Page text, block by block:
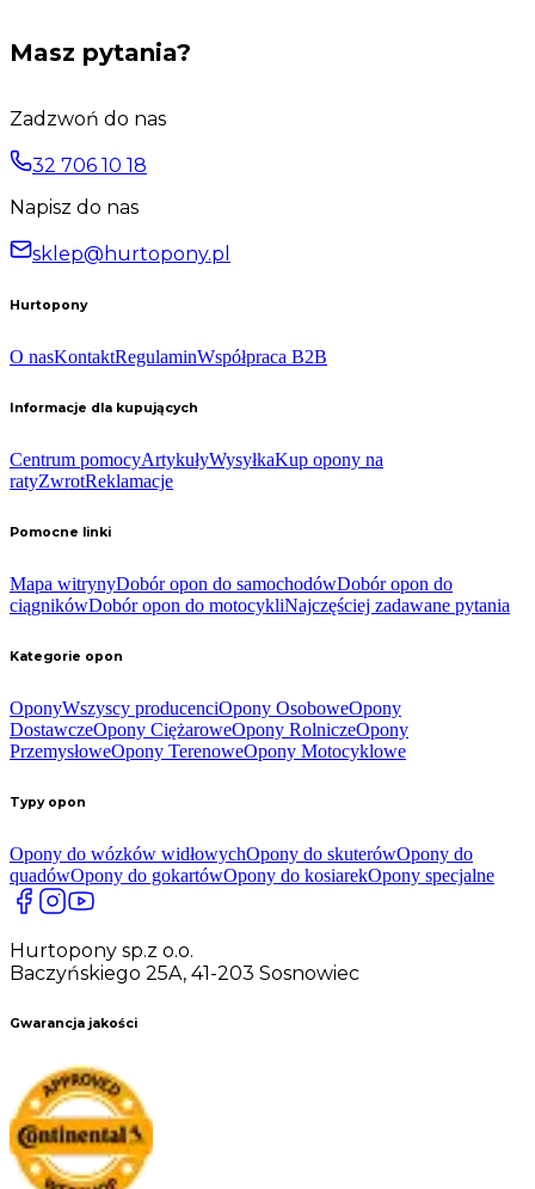
Masz pytania?
Zadzwoń do nas
32 706 10 18
Napisz do nas
sklep@hurtopony.pl
Hurtopony
O nasKontaktRegulaminWspółpraca B2B
Informacje dla kupujących
Centrum pomocyArtykułyWysyłkaKup opony na
ratyZwrotReklamacje
Pomocne linki
Mapa witrynyDobór opon do samochodówDobór opon do
ciągnikówDobór opon do motocykliNajczęściej zadawane pytania
Kategorie opon
OponyWszyscy producenciOpony OsoboweOpony
DostawczeOpony CiężaroweOpony RolniczeOpony
PrzemysłoweOpony TerenoweOpony Motocyklowe
Typy opon
Opony do wózków widłowychOpony do skuterówOpony do
quadówOpony do gokartówOpony do kosiarekOpony specjalne
Hurtopony sp.z o.o.
Baczyńskiego 25A, 41-203 Sosnowiec
Gwarancja jakości